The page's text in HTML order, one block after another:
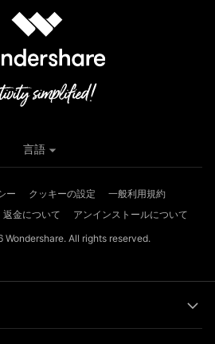
ー クッキーの設定
一般利用規約
返金について
アンインストールについて
Wondershare. All rights reserved.
言語